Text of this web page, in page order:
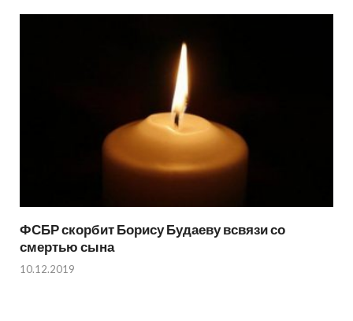
ФСБР скорбит Борису Будаеву всвязи со
смертью сына
10.12.2019